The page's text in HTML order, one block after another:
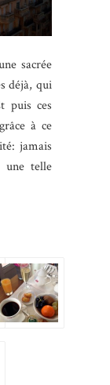
sacrée
déjà, qui
puis ces
à ce
jamais
une telle